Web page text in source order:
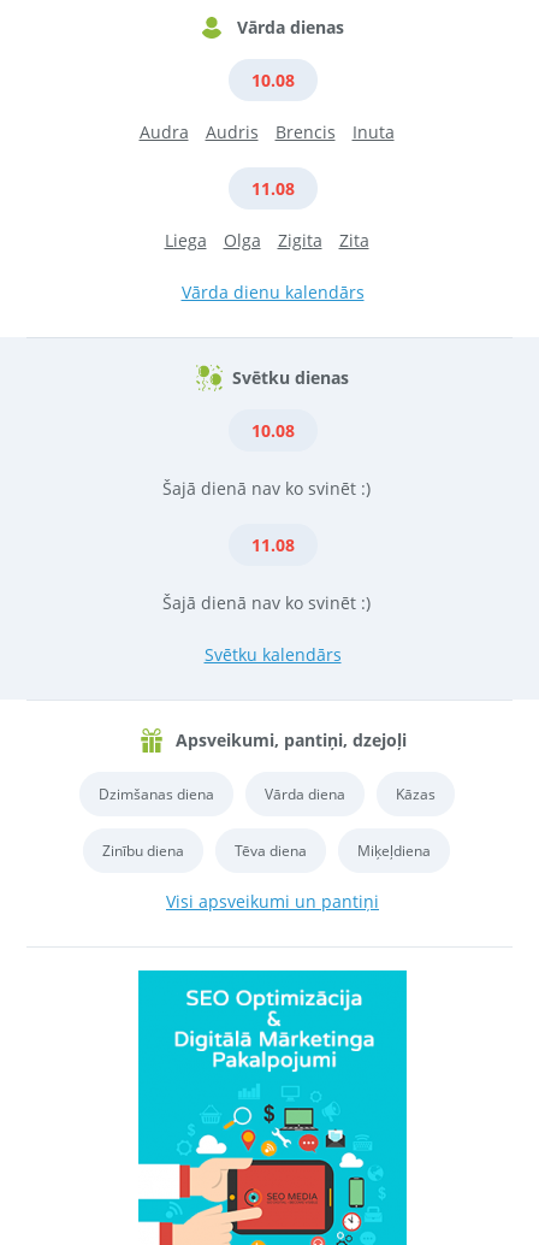
Vārda dienas
10.08
Audra Audris Brencis Inuta
11.08
Liega Olga Zigita Zita
Vārda dienu kalendārs
Svētku dienas
10.08
Šajā dienā nav ko svinēt :)
11.08
Šajā dienā nav ko svinēt :)
Svētku kalendārs
Apsveikumi, pantiņi, dzejoļi
Dzimšanas diena Vārda diena Kāzas
Zinību diena Tēva diena Miķeļdiena
Visi apsveikumi un pantiņi